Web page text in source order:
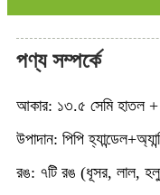
পণ্য সম্পর্কে
আকার: ১৩.৫ সেমি হাতল +
উপাদান: পিপি
রঙ: ৭টি রঙ (ধূসর, লাল,